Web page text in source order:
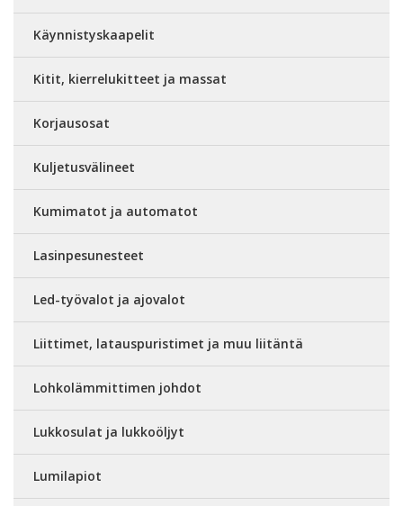
Käynnistyskaapelit
Kitit, kierrelukitteet ja massat
Korjausosat
Kuljetusvälineet
Kumimatot ja automatot
Lasinpesunesteet
Led-työvalot ja ajovalot
Liittimet, latauspuristimet ja muu liitäntä
Lohkolämmittimen johdot
Lukkosulat ja lukkoöljyt
Lumilapiot